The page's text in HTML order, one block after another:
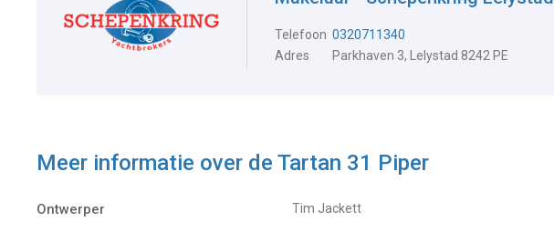
Telefoon 0320711340
Adres
Parkhaven 3, Lelystad 8242 PE
Meer informatie over de Tartan 31 Piper
Ontwerper Tim Jackett